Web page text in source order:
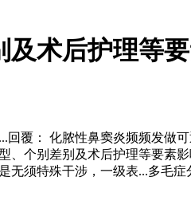
及术后护理等
： 化脓性鼻窦炎频频发做
个别差别及术后护理等要素
须特殊干涉，一级表...多毛